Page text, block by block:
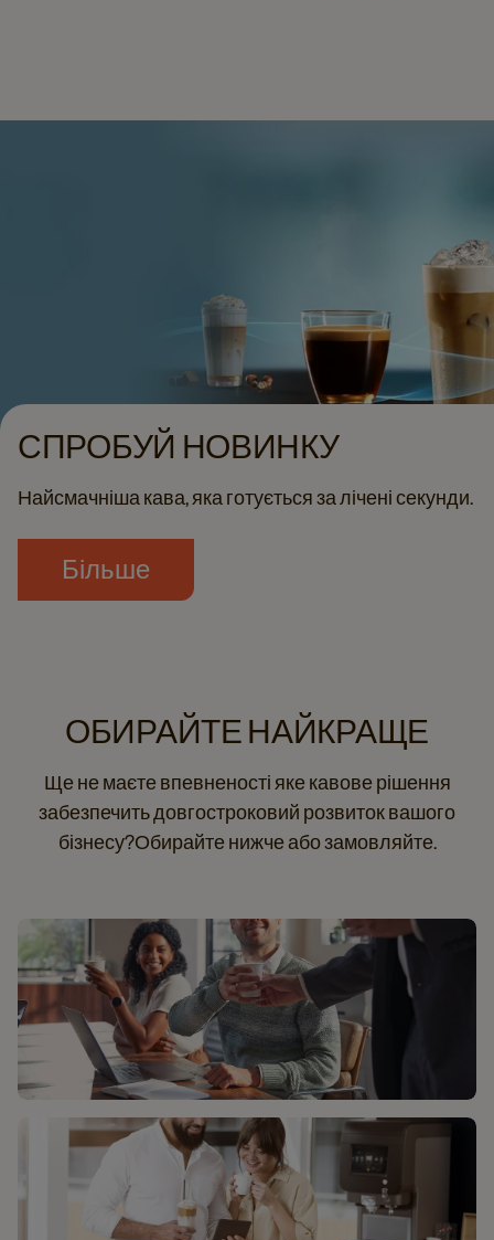
СПРОБУЙ НОВИНКУ​
Найсмачніша кава, яка готується за лічені секунди​.
Більше
ОБИРАЙТЕ НАЙКРАЩЕ​
Ще не маєте впевненості яке кавове рішення
забезпечить довгостроковий розвиток вашого
бізнесу?​Обирайте нижче або замовляйте.
ВЕЛИКІ БІЗНЕСИ​